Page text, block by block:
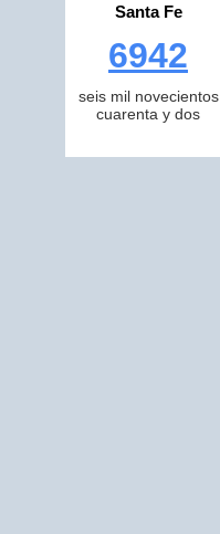
Santa Fe
6942
seis mil novecientos
cuarenta y dos